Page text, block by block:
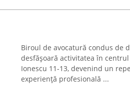
Biroul de avocatură condus de
desfășoară activitatea în
Ionescu 11-13, devenind un
experiență profesională ...